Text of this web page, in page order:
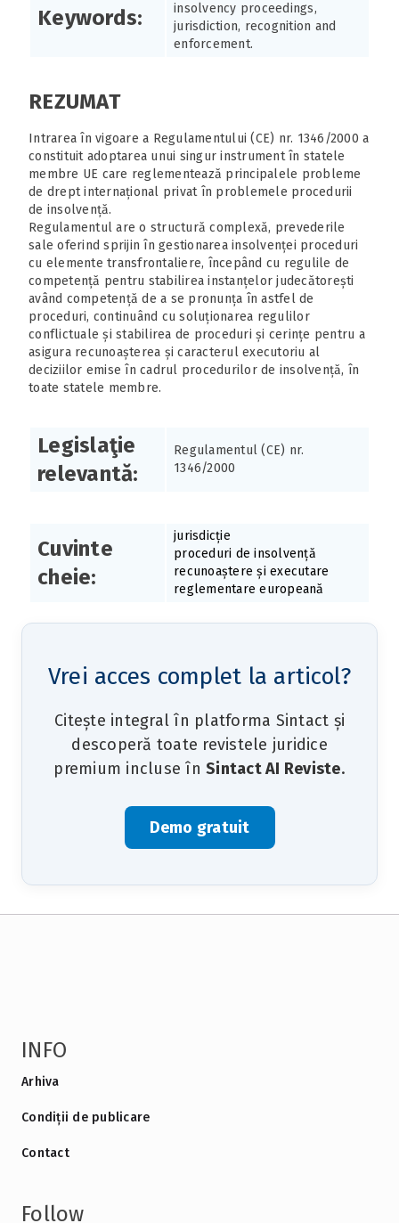
Keywords:
insolvency proceedings,
jurisdiction, recognition and
enforcement.
REZUMAT
Intrarea în vigoare a Regulamentului (CE) nr. 1346/2000 a
constituit adoptarea unui singur instrument în statele
membre UE care reglementează principalele probleme
de drept internațional privat în problemele procedurii
de insolvență.
Regulamentul are o structură complexă, prevederile
sale oferind sprijin în gestionarea insolvenței proceduri
cu elemente transfrontaliere, începând cu regulile de
competență pentru stabilirea instanțelor judecătorești
având competență de a se pronunța în astfel de
proceduri, continuând cu soluționarea regulilor
conflictuale și stabilirea de proceduri și cerințe pentru a
asigura recunoașterea și caracterul executoriu al
deciziilor emise în cadrul procedurilor de insolvență, în
toate statele membre.
Legislaţie
relevantă:
Regulamentul (CE) nr.
1346/2000
Cuvinte
cheie:
jurisdicție
proceduri de insolvență
recunoaștere și executare
reglementare europeană
Vrei acces complet la articol?
Citește integral în platforma Sintact și
descoperă toate revistele juridice
premium incluse în Sintact AI Reviste.
Demo gratuit
INFO
Arhiva
Condiții de publicare
Contact
Follow